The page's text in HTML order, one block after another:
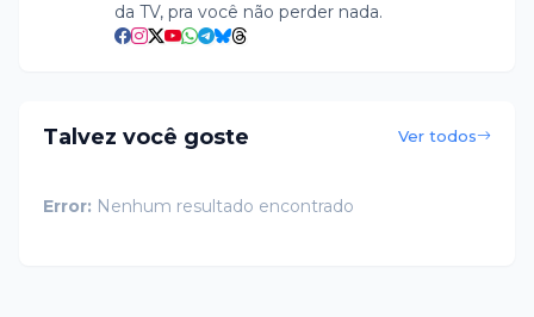
da TV, pra você não perder nada.
Talvez você goste Ver todos
Error: Nenhum resultado encontrado